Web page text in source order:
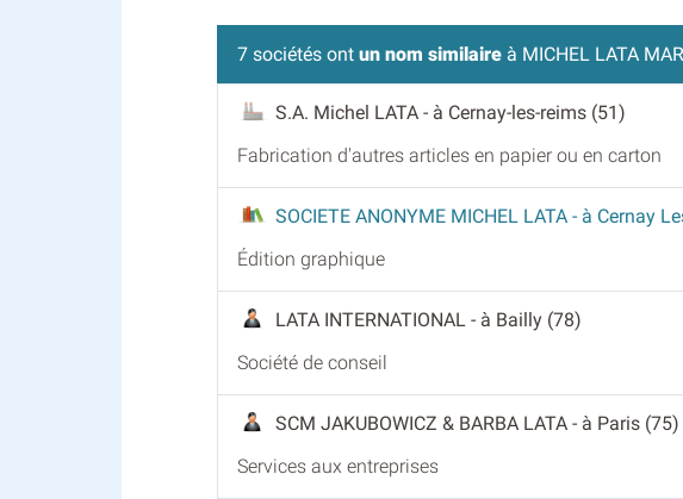
7 sociétés ont un nom similaire à MICHEL LATA
S.A. Michel LATA - à Cernay-les-reims (51)
Fabrication d'autres articles en papier ou en carton
SOCIETE ANONYME MICHEL LATA - à Cernay
Édition graphique
LATA INTERNATIONAL - à Bailly (78)
Société de conseil
SCM JAKUBOWICZ & BARBA LATA - à Paris (75)
Services aux entreprises